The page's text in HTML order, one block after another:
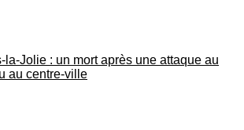
la-Jolie : un mort après une attaque au
au centre-ville